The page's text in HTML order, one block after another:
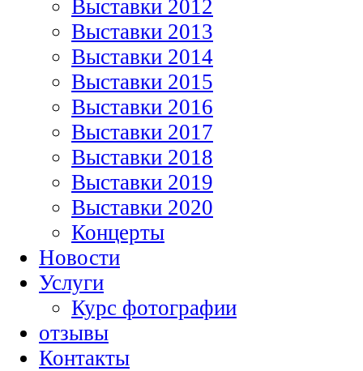
Выставки 2012
Выставки 2013
Выставки 2014
Выставки 2015
Выставки 2016
Выставки 2017
Выставки 2018
Выставки 2019
Выставки 2020
Концерты
Новости
Услуги
Курс фотографии
отзывы
Контакты